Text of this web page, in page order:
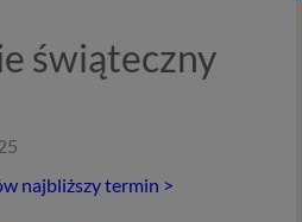
świąteczny
najbliższy termin >